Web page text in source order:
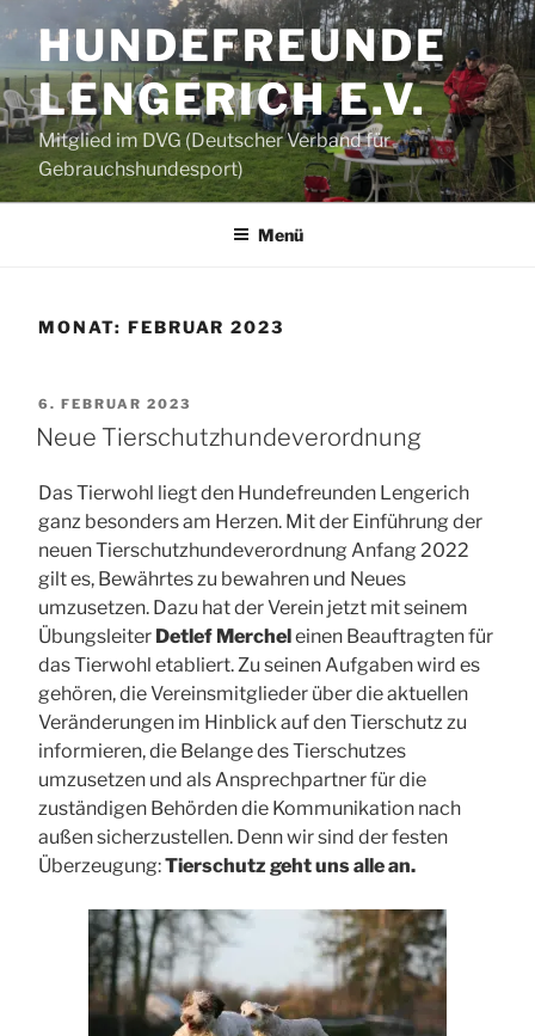
Zum
Inhalt
springenHUNDEFREUNDE
LENGERICH E.V.
Mitglied im DVG (Deutscher Verband für
Gebrauchshundesport)
Menü
MONAT: FEBRUAR 2023
VERÖFFENTLICHT
AM
6. FEBRUAR 2023
Neue Tierschutzhundeverordnung
Das Tierwohl liegt den Hundefreunden Lengerich
ganz besonders am Herzen. Mit der Einführung der
neuen Tierschutzhundeverordnung Anfang 2022
gilt es, Bewährtes zu bewahren und Neues
umzusetzen. Dazu hat der Verein jetzt mit seinem
Übungsleiter Detlef Merchel einen Beauftragten für
das Tierwohl etabliert. Zu seinen Aufgaben wird es
gehören, die Vereinsmitglieder über die aktuellen
Veränderungen im Hinblick auf den Tierschutz zu
informieren, die Belange des Tierschutzes
umzusetzen und als Ansprechpartner für die
zuständigen Behörden die Kommunikation nach
außen sicherzustellen. Denn wir sind der festen
Überzeugung:Tierschutz geht uns alle an.